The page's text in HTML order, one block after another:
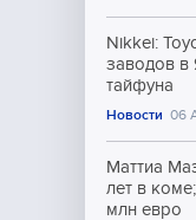
Nikkei:
заводов в
тайфуна
Новости 06
Маттиа
лет в
млн евро